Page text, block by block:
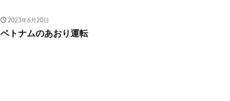
2023年6月20日
ベトナムのあおり運転